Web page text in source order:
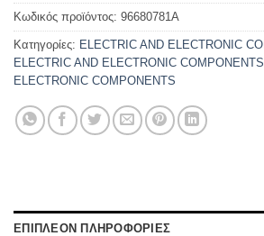
Κωδικός προϊόντος: 96680781A
Κατηγορίες: ELECTRIC AND ELECTRONIC
ELECTRIC AND ELECTRONIC COMPONENTS
ELECTRONIC COMPONENTS
ΕΠΙΠΛΕΟΝ ΠΛΗΡΟΦΟΡΙΕΣ